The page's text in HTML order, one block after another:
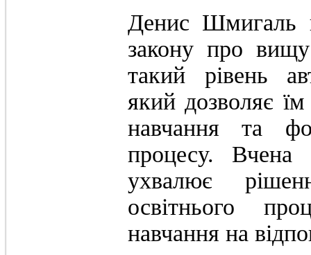
Денис Шмигаль
закону про вищу
такий рівень
який дозволяє
навчання та
процесу. Вчена
ухвалює
освітнього
навчання на